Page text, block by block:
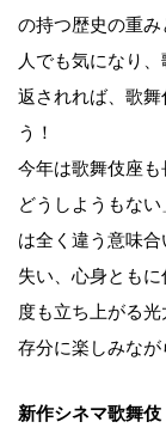
の持つ歴史の重
人でも気になり
返されれば、歌舞
う！
今年は歌舞伎座
どうしようもな
は全く違う意味
失い、心身とも
度も立ち上がる
存分に楽しみなが
新作シネマ歌舞伎